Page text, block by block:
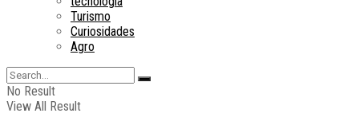
Turismo
Curiosidades
Agro
No Result
View All Result